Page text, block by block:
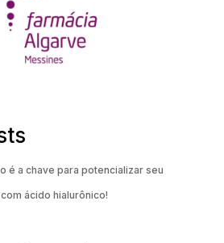
é a chave para potencializar seu
ácido hialurônico!